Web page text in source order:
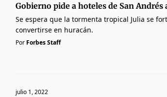
Gobierno pide a hoteles de San
Se espera que la tormenta tropical Julia se
convertirse en huracán.
Por Forbes Staff
julio 1, 2022